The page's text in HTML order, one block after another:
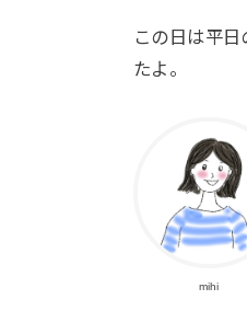
この日は平
たよ。
mihi